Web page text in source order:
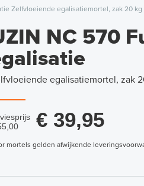
Zelfvloeiende egalisatiemortel, zak 20 kg
NC 570
egalisatiemortel, zak
€ 39,95
mortels gelden afwijkende